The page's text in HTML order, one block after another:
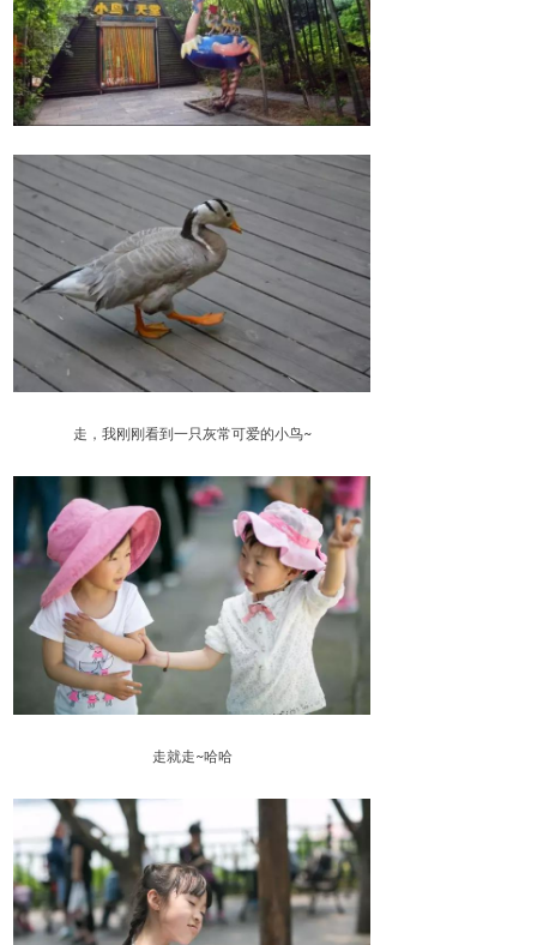
走，我刚刚看到一只灰常可爱的小鸟~
走就走~哈哈